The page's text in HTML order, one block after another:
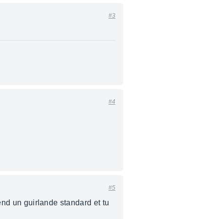
#3
#4
#5
un guirlande standard et tu